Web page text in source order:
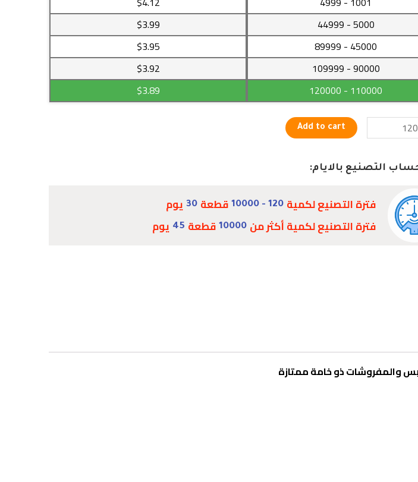
5000
- 44999
$3.99
45000
- 89999
$3.95
90000
- 109999
$3.92
110000
- 120000
$3.89
Add to cart
التصنيع بالايام:
فترة التصنيع لكمية 120 - 10000 قطعة 30 يوم
فترة التصنيع لكمية أكثر من 10000 قطعة 45 يوم
والمفروشات ذو خامة ممتازة